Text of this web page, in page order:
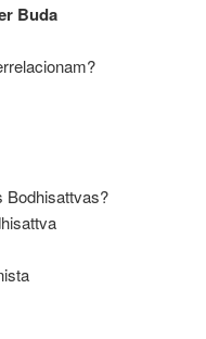
Buda
Bodhisattvas?